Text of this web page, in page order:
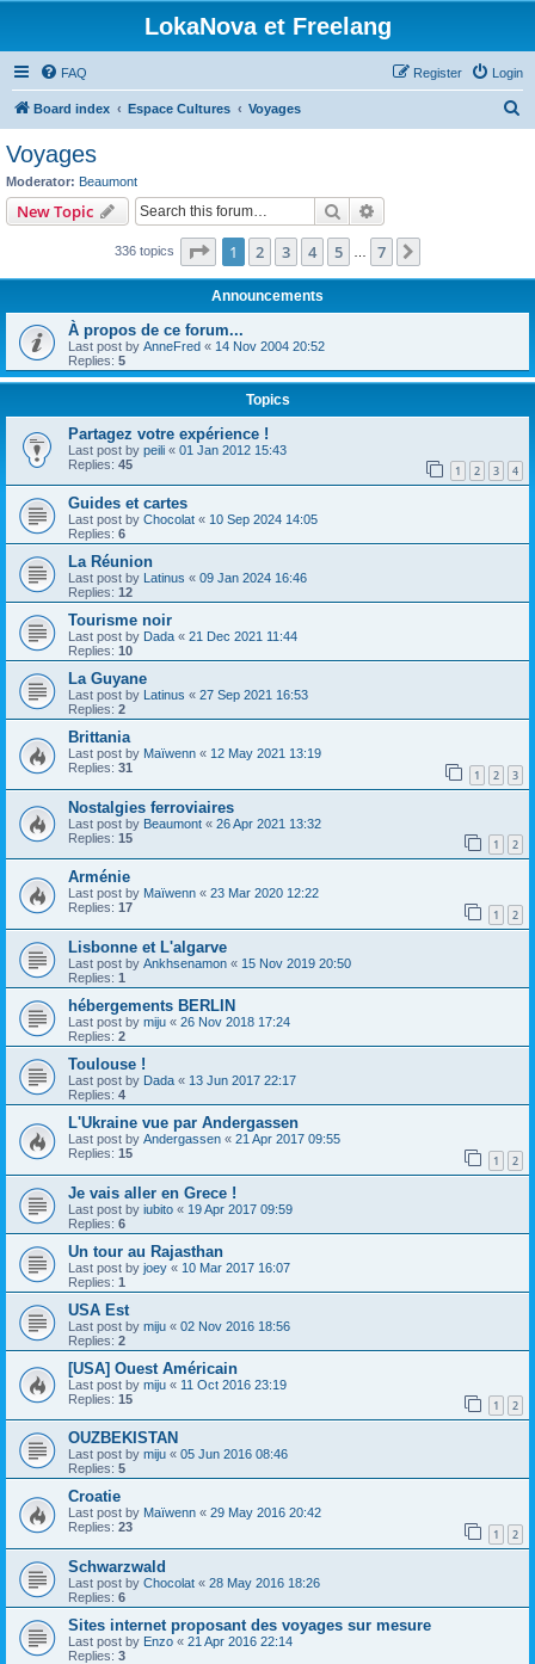
LokaNova et Freelang
FAQ Login
Register
Board index Espace Cultures Voyages
Voyages
Moderator: Beaumont
New Topic Search
336 topics Page 1of 7
1 2 3 4 5 7
Announcements
À propos de ce forum...
Last post by AnneFred « 14 Nov 2004 20:52
Replies: 5
Topics
Partagez votre expérience !
Last post by peili « 01 Jan 2012 15:43
Replies: 45 1 2 3 4
Guides et cartes
Last post by Chocolat « 10 Sep 2024 14:05
Replies: 6
La Réunion
Last post by Latinus « 09 Jan 2024 16:46
Replies: 12
Tourisme noir
Last post by Dada « 21 Dec 2021 11:44
Replies: 10
La Guyane
Last post by Latinus « 27 Sep 2021 16:53
Replies: 2
Brittania
Last post by Maïwenn « 12 May 2021 13:19
Replies: 31 1 2 3
Nostalgies ferroviaires
Last post by Beaumont « 26 Apr 2021 13:32
Replies: 15 1 2
Arménie
Last post by Maïwenn « 23 Mar 2020 12:22
Replies: 17 1 2
Lisbonne et L'algarve
Last post by Ankhsenamon « 15 Nov 2019 20:50
Replies: 1
hébergements BERLIN
Last post by miju « 26 Nov 2018 17:24
Replies: 2
Toulouse !
Last post by Dada « 13 Jun 2017 22:17
Replies: 4
L'Ukraine vue par Andergassen
Last post by Andergassen « 21 Apr 2017 09:55
Replies: 15 1 2
Je vais aller en Grece !
Last post by iubito « 19 Apr 2017 09:59
Replies: 6
Un tour au Rajasthan
Last post by joey « 10 Mar 2017 16:07
Replies: 1
USA Est
Last post by miju « 02 Nov 2016 18:56
Replies: 2
[USA] Ouest Américain
Last post by miju « 11 Oct 2016 23:19
Replies: 15 1 2
OUZBEKISTAN
Last post by miju « 05 Jun 2016 08:46
Replies: 5
Croatie
Last post by Maïwenn « 29 May 2016 20:42
Replies: 23 1 2
Schwarzwald
Last post by Chocolat « 28 May 2016 18:26
Replies: 6
Sites internet proposant des voyages sur mesure
Last post by Enzo « 21 Apr 2016 22:14
Replies: 3